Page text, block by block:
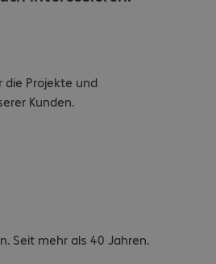
die Projekte und
Kunden.
Seit mehr als 40 Jahren.